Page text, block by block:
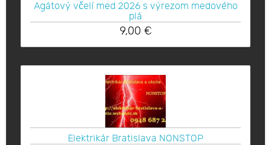
Agátový včelí med 2026 s výrezom medového
plá
9,00 €
Elektrikár Bratislava NONSTOP